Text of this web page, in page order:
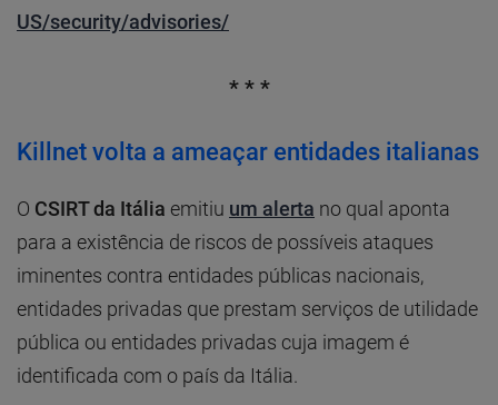
US/security/advisories/
* * *
Killnet volta a ameaçar entidades italianas
O CSIRT da Itália emitiu um alerta no qual aponta
para a existência de riscos de possíveis ataques
iminentes contra entidades públicas nacionais,
entidades privadas que prestam serviços de utilidade
pública ou entidades privadas cuja imagem é
identificada com o país da Itália.